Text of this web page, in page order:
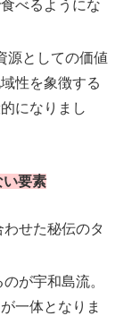
べるようにな
源としての価値
性を象徴する
になりまし
い要素
せた秘伝のタ
が宇和島流。
一体となりま